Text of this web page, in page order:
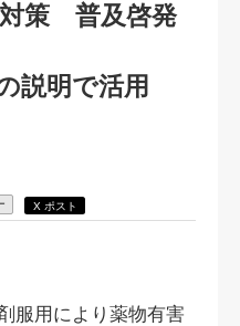
策 普及啓発
説明で活用
X ポスト
服用により薬物有害